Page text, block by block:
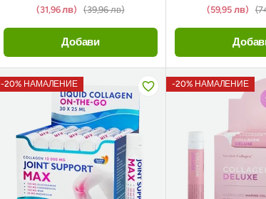
(31,96 лв) (39,96 лв)
Добави
(59,95 лв)
-20% НАМАЛЕНИЕ -20% НАМАЛЕНИЕ